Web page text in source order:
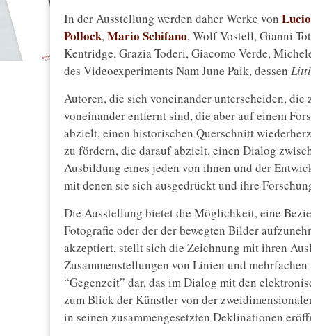
In der Ausstellung werden daher Werke von
Pollock,Mario Schifano, Wolf Vostell, Gianni
Kentridge, Grazia Toderi, Giacomo Verde,
des Videoexperiments Nam June Paik, dessen
Autoren, die sich voneinander unterscheiden,
voneinander entfernt sind, die aber auf einem
abzielt, einen historischen Querschnitt
zu fördern, die darauf abzielt, einen Dialog
Ausbildung eines jeden von ihnen und der
mit denen sie sich ausgedrückt und ihre
Die Ausstellung bietet die Möglichkeit, eine
Fotografie oder der der bewegten Bilder
akzeptiert, stellt sich die Zeichnung mit ihren
Zusammenstellungen von Linien und
“Gegenzeit” dar, das im Dialog mit den
zum Blick der Künstler von der
in seinen zusammengesetzten Deklinationen